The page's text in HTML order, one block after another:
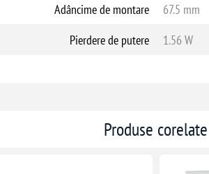
Adâncime de montare
67.5 mm
Pierdere de putere
1.56 W
Produse corelate